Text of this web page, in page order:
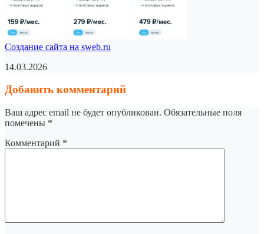
Создание сайта на sweb.ru
14.03.2026
Добавить комментарий
Ваш адрес email не будет опубликован. Обязательные поля
помечены *
Комментарий *